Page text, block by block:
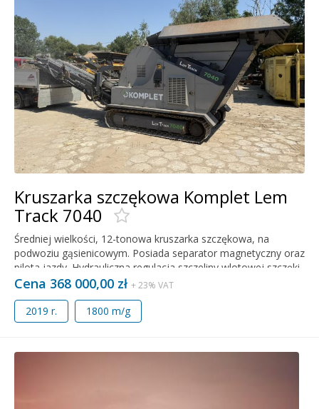
Kruszarka szczękowa Komplet Lem
Track 7040
Średniej wielkości, 12-tonowa kruszarka szczękowa, na
podwoziu gąsienicowym. Posiada separator magnetyczny oraz
pilota jazdy. Hydrauliczna regulacja szczeliny wlotowej szczęki,
wibracyjny podajnik
Cena 368 000,00 zł + 23% VAT
2019 r. 1800 m/g